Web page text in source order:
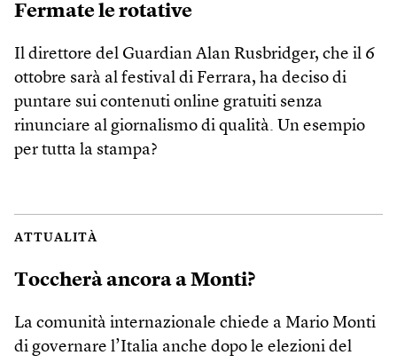
Fermate le rotative
Il direttore del Guardian Alan Rusbridger, che il 6
ottobre sarà al festival di Ferrara, ha deciso di
puntare sui contenuti online gratuiti senza
rinunciare al giornalismo di qualità. Un esempio
per tutta la stampa?
ATTUALITÀ
Toccherà ancora a Monti?
La comunità internazionale chiede a Mario Monti
di governare l’Italia anche dopo le elezioni del